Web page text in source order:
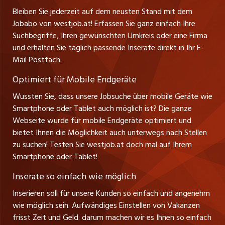
WochenendenFührerschein Kat. BGepflegtes
ErscheinungsbildZuverlässig, teamfähig, loyal,
selbständig, kommunikativ, belastbarAufgrund von
Arbeitseinsätzen in Fürstentum Liechtenstein ist
eine EU- oder CH-Staatsangehörigkeit nötig Im
Rorschacherberg bieten wir IhnenEine langfristige
Anstellung in einem zukunftsorientierten
UnternehmenFörderung der beruflichen und
persönlichen Weiterentwicklung Ein dynamisches
GeschäftsfeldEin motiviertes und eingespieltes
Team Sorgfältige EinarbeitungFlache Hierarchie
Nutzen Sie bei Fragen vorab die Kontaktdaten
Ihres Ansprechpartners. Bei einem ersten Interview
lernen wir uns persönlich kennen und besprechen
alle Einzelheiten. Wir berücksichtigen nur
Direktbewerbungen!Wir haben Ihr Interesse
Führungspositionen
Management / Kader-Jobs
jobbern.ch
jobbasel.ch
zentraljob.ch
myjob.ch
schaffu.ch (VS)
ajourjob.ch
russmedia.com
vol.at
Stefan Spötl
Tel. +43 664 39 47 47 7
Leiter westjob.at
Andrea Graf
Tel. +43 664 20 30 02 1
Verkauf und Beratung
Bleiben Sie jederzeit auf dem neusten Stand mit dem
Jobabo von westjob.at! Erfassen Sie ganz einfach Ihre
Suchbegriffe, Ihren gewünschten Umkreis oder eine Firma
und erhalten Sie täglich passende Inserate direkt in Ihr E-
Mail Postfach.
Optimiert für Mobile Endgeräte
Wussten Sie, dass unsere Jobsuche über mobile Geräte wie
Smartphone oder Tablet auch möglich ist? Die ganze
Webseite wurde für mobile Endgeräte optimiert und
bietet Ihnen die Möglichkeit auch unterwegs nach Stellen
zu suchen! Testen Sie westjob.at doch mal auf Ihrem
Smartphone oder Tablet!
Inserate so einfach wie möglich
Inserieren soll für unsere Kunden so einfach und angenehm
wie möglich sein. Aufwändiges Einstellen von Vakanzen
frisst Zeit und Geld: darum machen wir es Ihnen so einfach